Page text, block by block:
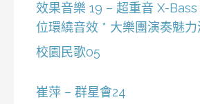
效果音樂 19 – 超重音 X-Bass
位環繞音效 * 大樂團演奏魅
校園民歌05
崔萍 – 群星會24